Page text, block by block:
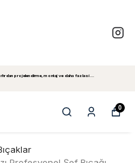
projelendirme, montaj ve daha fazlasi...
0